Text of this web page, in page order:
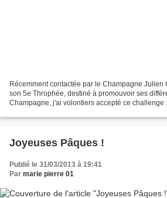
Récemment contactée par le Champagne Julien
son 5e Throphée, destiné à promouvoir ses
Champagne, j'ai volontiers accepté ce challenge
Joyeuses Pâques !
Publié le 31/03/2013 à 19:41
Par marie pierre 01